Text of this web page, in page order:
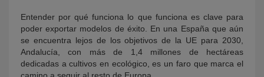
Entender por qué funciona lo que funciona es clave para
poder exportar modelos de éxito. En una España que aún
se encuentra lejos de los objetivos de la UE para 2030,
Andalucía, con más de 1,4 millones de hectáreas
dedicadas a cultivos en ecológico, es un faro que marca el